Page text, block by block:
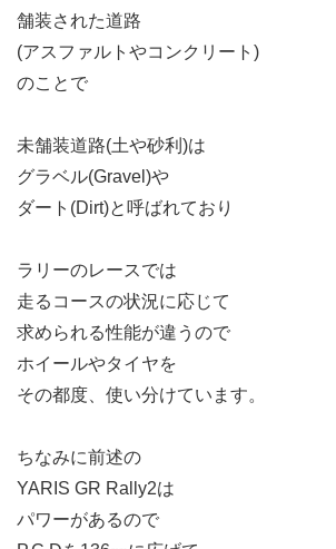
舗装された道路
(アスファルトやコンクリート)
のことで
未舗装道路(土や砂利)は
グラベル(Gravel)や
ダート(Dirt)と呼ばれており
ラリーのレースでは
走るコースの状況に応じて
求められる性能が違うので
ホイールやタイヤを
その都度、使い分けています。
ちなみに前述の
YARIS GR Rally2は
パワーがあるので